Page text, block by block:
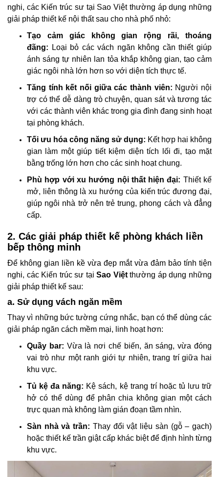
nghi, các Kiến trúc sư tại Sao Việt thường áp dụng những
giải pháp thiết kế nội thất sau cho nhà phố nhỏ:
Tạo cảm giác không gian rộng rãi, thoáng
đãng: Loại bỏ các vách ngăn không cần thiết giúp
ánh sáng tự nhiên lan tỏa khắp không gian, tạo cảm
giác ngôi nhà lớn hơn so với diện tích thực tế.
Tăng tính kết nối giữa các thành viên: Người nội
trợ có thể dễ dàng trò chuyện, quan sát và tương tác
với các thành viên khác trong gia đình đang sinh hoạt
tại phòng khách.
Tối ưu hóa công năng sử dụng: Kết hợp hai không
gian làm một giúp tiết kiệm diện tích lối đi, tạo mặt
bằng trống lớn hơn cho các sinh hoạt chung.
Phù hợp với xu hướng nội thất hiện đại: Thiết kế
mở, liên thông là xu hướng của kiến trúc đương đại,
giúp ngôi nhà trở nên trẻ trung, phong cách và đẳng
cấp.
2. Các giải pháp thiết kế phòng khách liền
bếp thông minh
Để không gian liền kề vừa đẹp mắt vừa đảm bảo tính tiện
nghi, các Kiến trúc sư tạiSao Việtthường áp dụng những
giải pháp thiết kế sau:
a. Sử dụng vách ngăn mềm
Thay vì những bức tường cứng nhắc, bạn có thể dùng các
giải pháp ngăn cách mềm mại, linh hoạt hơn:
Quầy bar: Vừa là nơi chế biến, ăn sáng, vừa đóng
vai trò như một ranh giới tự nhiên, trang trí giữa hai
khu vực.
Tủ kệ đa năng: Kệ sách, kệ trang trí hoặc tủ lưu trữ
hở có thể dùng để phân chia không gian một cách
trực quan mà không làm gián đoạn tầm nhìn.
Sàn nhà và trần: Thay đổi vật liệu sàn (gỗ – gạch)
hoặc thiết kế trần giật cấp khác biệt để định hình từng
khu vực.